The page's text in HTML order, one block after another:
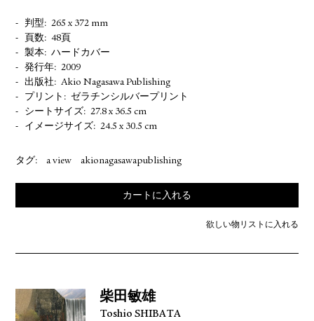
カートに入れる
欲しい物リストに入れる
判型
265 x 372 mm
頁数
48頁
製本
ハードカバー
発行年
2009
出版社
Akio Nagasawa Publishing
プリント
ゼラチンシルバープリント
シートサイズ
27.8 x 36.5 cm
イメージサイズ
24.5 x 30.5 cm
タグ: a view akionagasawapublishing
柴田敏雄
Toshio SHIBATA